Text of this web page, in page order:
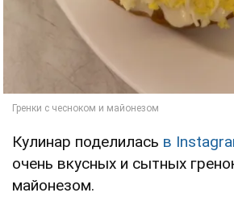
Кулинар поделилась в
очень вкусных и сытных
майонезом.